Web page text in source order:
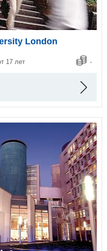
London
17 лет -